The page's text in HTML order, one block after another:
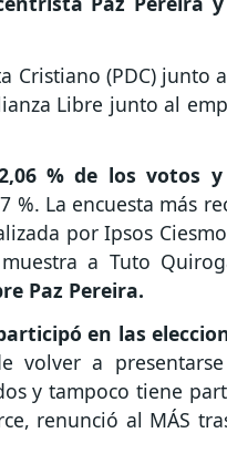
Cristiano (PDC) junto
Libre junto al
% de los votos
La encuesta más
por Ipsos
a Tuto
Paz Pereira.
en las
volver a
y tampoco tiene
renunció al MÁS